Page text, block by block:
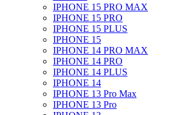
IPHONE 15 PRO MAX
IPHONE 15 PRO
IPHONE 15 PLUS
IPHONE 15
IPHONE 14 PRO MAX
IPHONE 14 PRO
IPHONE 14 PLUS
IPHONE 14
IPHONE 13 Pro Max
IPHONE 13 Pro